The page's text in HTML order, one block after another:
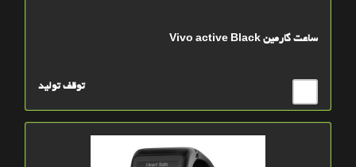
ساعت گارمين Vivo active Black
توقف تولید